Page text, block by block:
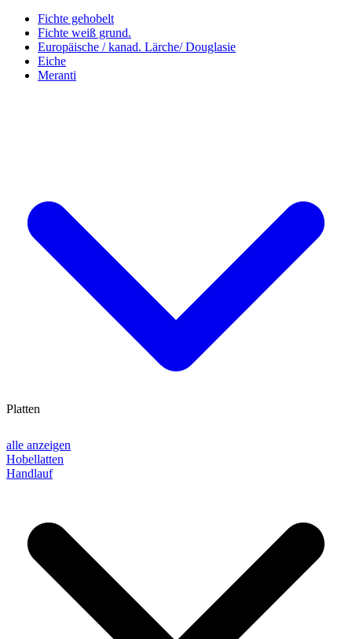
Fichte gehobelt
Fichte weiß grund.
Europäische / kanad. Lärche/ Douglasie
Eiche
Meranti
alle anzeigen
Hobellatten
Handlauf
Platten